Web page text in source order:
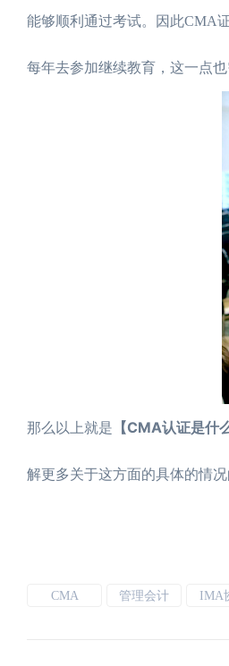
能够顺利通过考试。因此CMA
每年去参加继续教育，这一点
那么以上就是 【CMA认证是什
解更多关于这方面的具体的情
CMA 管理会计 IMA